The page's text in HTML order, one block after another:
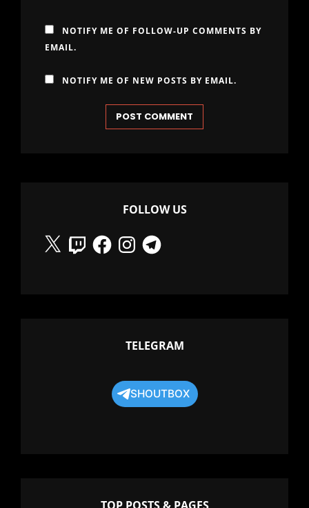
NOTIFY ME OF FOLLOW-UP COMMENTS BY
EMAIL.
NOTIFY ME OF NEW POSTS BY EMAIL.
FOLLOW US
X
TwitchFacebookInstagramTelegram
TELEGRAM
SHOUTBOX